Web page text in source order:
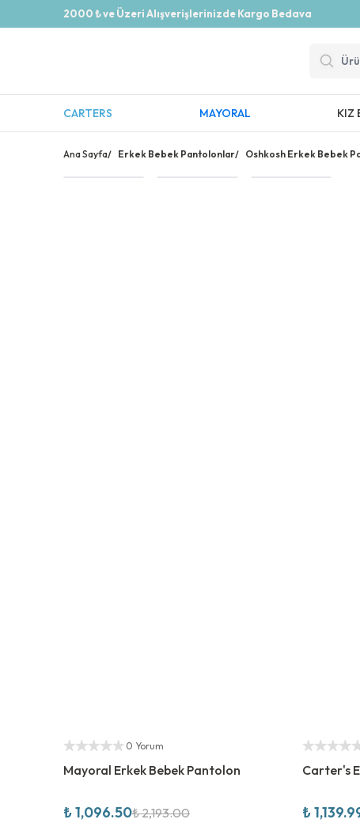
2000 ₺ ve Üzeri Alışverişlerinizde Kargo Bedava
CARTERS MAYORAL KIZ
Ana Sayfa/ Erkek Bebek Pantolonlar/ Oshkosh Erkek Bebek
İlginizi
Yetkili Satıcı
0 Yorum
Mayoral Erkek Bebek Pantolon
₺ 1,096.50₺ 2,193.00
Yetkili Satıcı
Carter's
₺